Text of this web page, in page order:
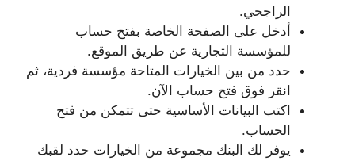
الراجحي.
أدخل على الصفحة الخاصة بفتح حساب
للمؤسسة التجارية عن طريق الموقع.
حدد من بين الخيارات المتاحة مؤسسة فردية، ثم
انقر فوق فتح حساب الآن.
اكتب البيانات الأساسية حتى تتمكن من فتح
الحساب.
يوفر لك البنك مجموعة من الخيارات حدد لقبك